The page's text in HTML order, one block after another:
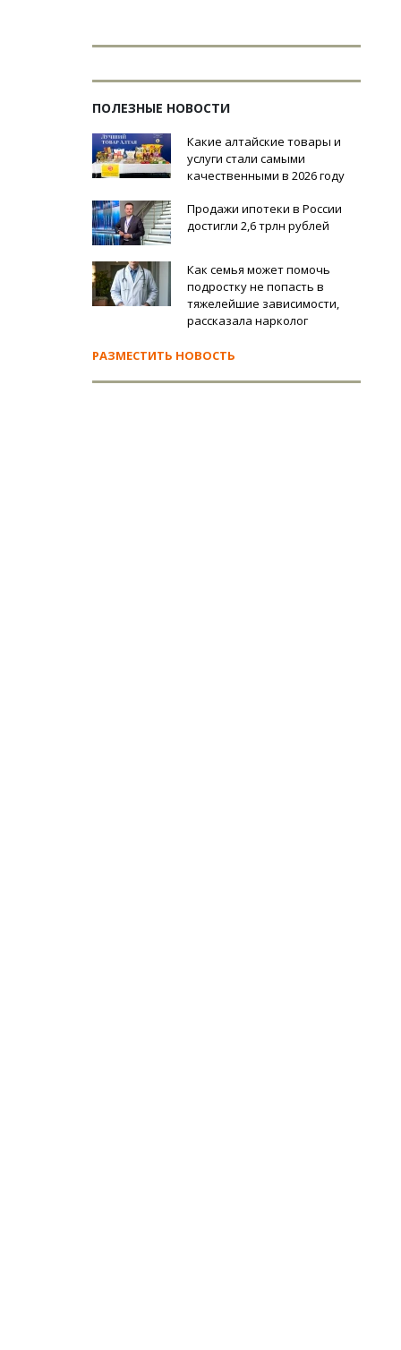
ПОЛЕЗНЫЕ НОВОСТИ
Какие алтайские товары и
услуги стали самыми
качественными в 2026 году
Продажи ипотеки в России
достигли 2,6 трлн рублей
Как семья может помочь
подростку не попасть в
тяжелейшие зависимости,
рассказала нарколог
РАЗМЕСТИТЬ НОВОСТЬ